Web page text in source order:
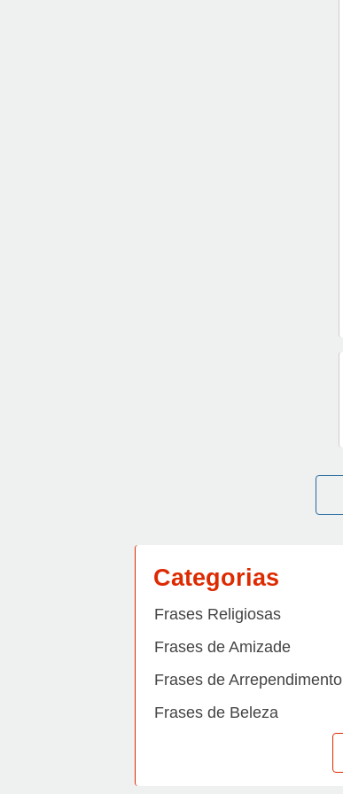
Categorias
Frases Religiosas
Frases de Amizade
Frases de Arrependimento
Frases de Beleza